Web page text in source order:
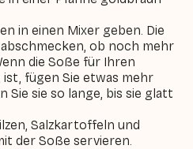
in einen Mixer geben. Die
ob noch mehr
die Soße für Ihren
ist, fügen Sie etwas mehr
Sie sie so lange, bis sie glatt
Salzkartoffeln und
der Soße servieren.